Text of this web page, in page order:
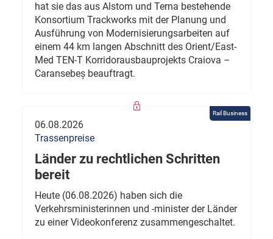
hat sie das aus Alstom und Terna bestehende
Konsortium Trackworks mit der Planung und
Ausführung von Modernisierungsarbeiten auf
einem 44 km langen Abschnitt des Orient/East-
Med TEN-T Korridorausbauprojekts Craiova –
Caransebeș beauftragt.
Rail Business
06.08.2026
Trassenpreise
Länder zu rechtlichen Schritten
bereit
Heute (06.08.2026) haben sich die
Verkehrsministerinnen und -minister der Länder
zu einer Videokonferenz zusammengeschaltet.